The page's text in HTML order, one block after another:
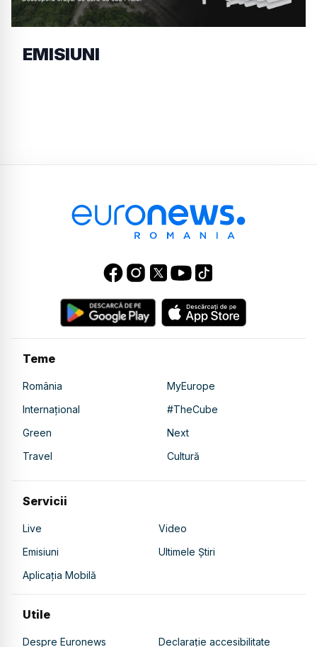
EMISIUNI
Teme
România
MyEurope
Internațional
#TheCube
Green
Next
Travel
Cultură
Servicii
Live
Video
Emisiuni
Ultimele Știri
Aplicația Mobilă
Utile
Despre Euronews Declarație accesibilitate